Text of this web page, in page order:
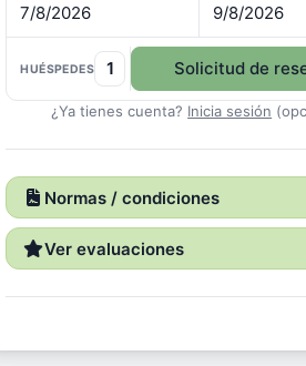
7/8/2026 9/8/2026
HUÉSPEDES 1 Solicitud de
¿Ya tienes cuenta? Inicia sesión
Normas / condiciones
Ver evaluaciones